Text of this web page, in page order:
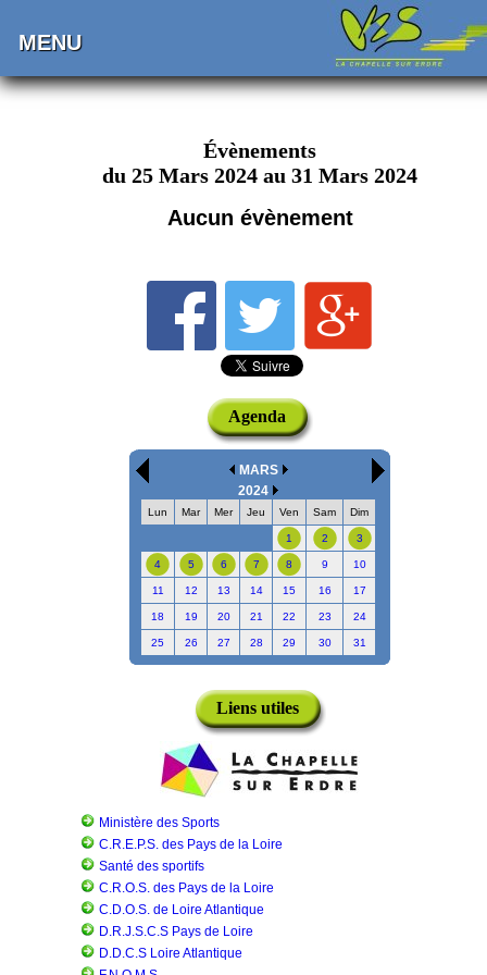
MENU
Évènements
du 25 Mars 2024 au 31 Mars 2024
Aucun évènement
Agenda
MARS
2024
Lun Mar Mer Jeu Ven Sam Dim
1 2 3
4 5 6 7 8 9 10
11 12 13 14 15 16 17
18 19 20 21 22 23 24
25 26 27 28 29 30 31
Liens utiles
Ministère des Sports
C.R.E.P.S. des Pays de la Loire
Santé des sportifs
C.R.O.S. des Pays de la Loire
C.D.O.S. de Loire Atlantique
D.R.J.S.C.S Pays de Loire
D.D.C.S Loire Atlantique